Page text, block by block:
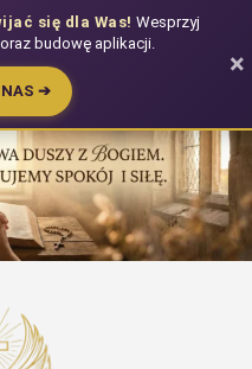
się dla Was! Wesprzyj
budowę aplikacji.
NAS ➔
×